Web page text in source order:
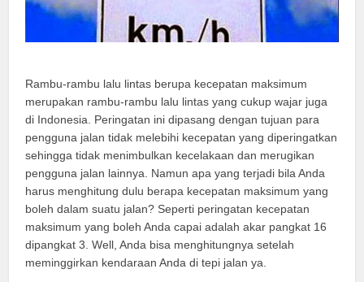
Rambu-rambu lalu lintas berupa kecepatan maksimum
merupakan rambu-rambu lalu lintas yang cukup wajar juga
di Indonesia. Peringatan ini dipasang dengan tujuan para
pengguna jalan tidak melebihi kecepatan yang diperingatkan
sehingga tidak menimbulkan kecelakaan dan merugikan
pengguna jalan lainnya. Namun apa yang terjadi bila Anda
harus menghitung dulu berapa kecepatan maksimum yang
boleh dalam suatu jalan? Seperti peringatan kecepatan
maksimum yang boleh Anda capai adalah akar pangkat 16
dipangkat 3. Well, Anda bisa menghitungnya setelah
meminggirkan kendaraan Anda di tepi jalan ya.